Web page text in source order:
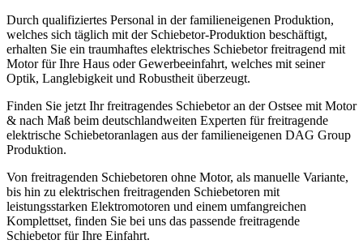
Durch qualifiziertes Personal in der familieneigenen Produktion,
welches sich täglich mit der Schiebetor-Produktion beschäftigt,
erhalten Sie ein traumhaftes elektrisches Schiebetor freitragend mit
Motor für Ihre Haus oder Gewerbeeinfahrt, welches mit seiner
Optik, Langlebigkeit und Robustheit überzeugt.
Finden Sie jetzt Ihr freitragendes Schiebetor an der Ostsee mit Motor
& nach Maß beim deutschlandweiten Experten für freitragende
elektrische Schiebetoranlagen aus der familieneigenen DAG Group
Produktion.
Von freitragenden Schiebetoren ohne Motor, als manuelle Variante,
bis hin zu elektrischen freitragenden Schiebetoren mit
leistungsstarken Elektromotoren und einem umfangreichen
Komplettset, finden Sie bei uns das passende freitragende
Schiebetor für Ihre Einfahrt.